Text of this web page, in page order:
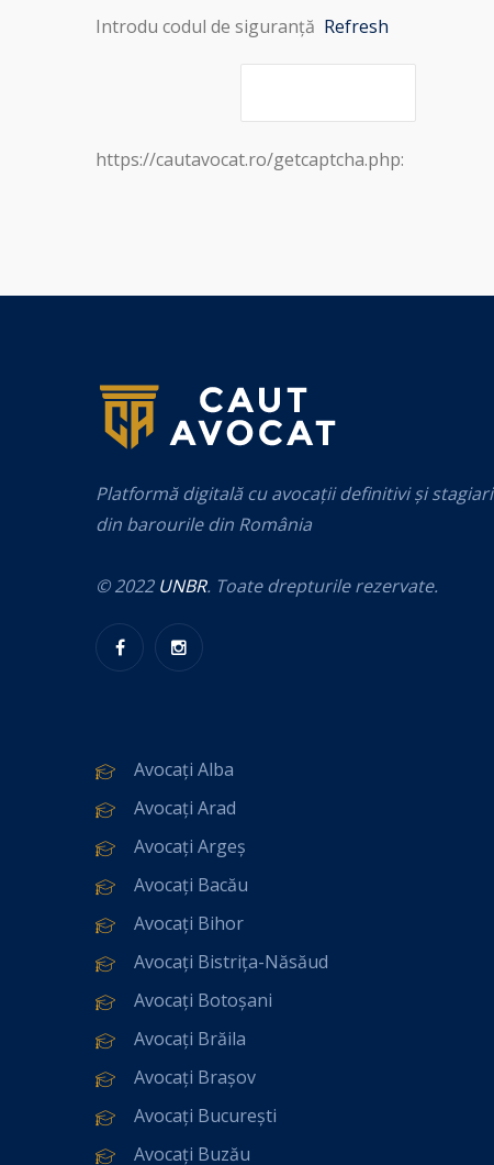
Introdu codul de siguranță Refresh
https://cautavocat.ro/getcaptcha.php:
Platformă digitală cu avocații definitivi și stagiari
din barourile din România
© 2022 UNBR. Toate drepturile rezervate.
Avocați Alba
Avocați Arad
Avocați Argeș
Avocați Bacău
Avocați Bihor
Avocați Bistrița-Năsăud
Avocați Botoșani
Avocați Brăila
Avocați Brașov
Avocați București
Avocați Buzău